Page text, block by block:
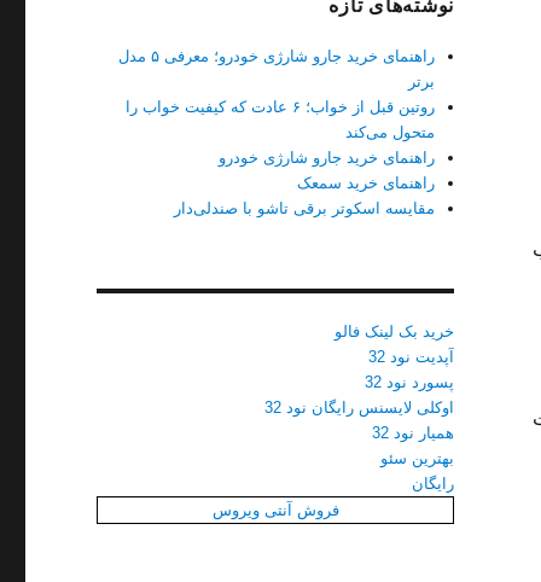
نوشته‌های تازه
راهنمای خرید جارو شارژی خودرو؛ معرفی ۵ مدل
برتر
روتین قبل از خواب؛ ۶ عادت که کیفیت خواب را
متحول می‌کند
راهنمای خرید جارو شارژی خودرو
راهنمای خرید سمعک
مقایسه اسکوتر برقی تاشو با صندلی‌دار
خرید بک لینک فالو
آپدیت نود 32
پسورد نود 32
اوکلی لایسنس رایگان نود 32
همیار نود 32
بهترین سئو
رایگان
فروش آنتی ویروس